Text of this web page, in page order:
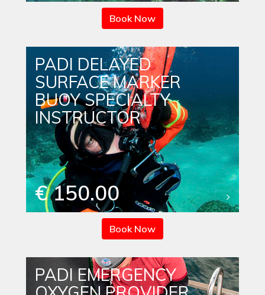
Book Now
PADI DELAYED
SURFACE MARKER
BUOY SPECIALTY
INSTRUCTOR
€ 150.00
Book Now
PADI EMERGENCY